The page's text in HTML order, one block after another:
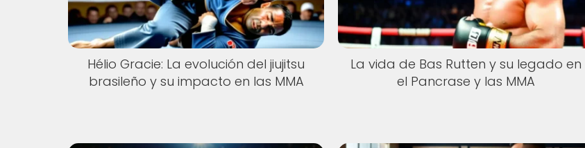
Hélio Gracie: La evolución del jiujitsu
brasileño y su impacto en las MMA
La vida de Bas Rutten y su legado en
el Pancrase y las MMA